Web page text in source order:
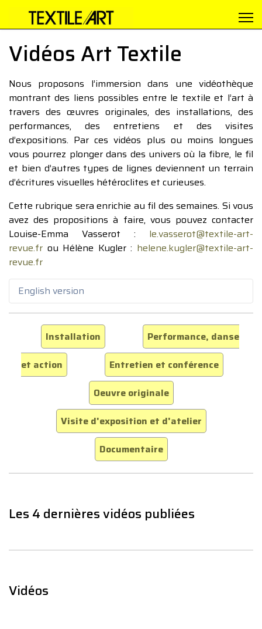
Vidéos Art Textile
Nous proposons l’immersion dans une vidéothèque
montrant des liens possibles entre le textile et l’art à
travers des œuvres originales, des installations, des
performances, des entretiens et des visites
d’expositions. Par ces vidéos plus ou moins longues
vous pourrez plonger dans des univers où la fibre, le fil
et bien d’autres types de lignes deviennent un terrain
d’écritures visuelles hétéroclites et curieuses.
Cette rubrique sera enrichie au fil des semaines. Si vous
avez des propositions à faire, vous pouvez contacter
Louise-Emma Vasserot : le.vasserot@textile-art-
revue.fr ou Hélène Kugler : helene.kugler@textile-art-
revue.fr
English version
Installation
Performance, danse
et action
Entretien et conférence
Oeuvre originale
Visite d'exposition et d'atelier
Documentaire
Les 4 dernières vidéos publiées
Vidéos